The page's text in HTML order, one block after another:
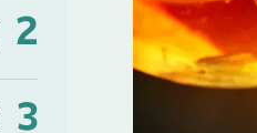
2
3